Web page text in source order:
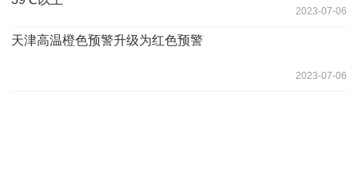
2023-07-06
天津高温橙色预警升级为红色预警
2023-07-06